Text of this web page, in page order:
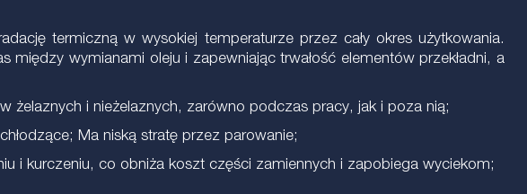
termiczną w wysokiej temperaturze przez cały okres użytkowania.
wymianami oleju i zapewniając trwałość elementów przekładni, a
żelaznych i nieżelaznych, zarówno podczas pracy, jak i poza nią;
Ma niską stratę przez parowanie;
i kurczeniu, co obniża koszt części zamiennych i zapobiega wyciekom;